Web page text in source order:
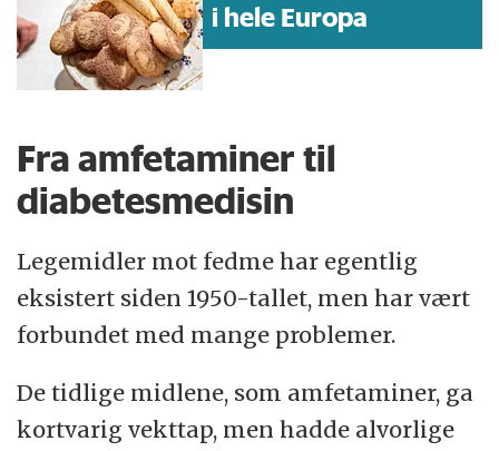
i hele Europa
Fra amfetaminer til
diabetesmedisin
Legemidler mot fedme har egentlig
eksistert siden 1950-tallet, men har vært
forbundet med mange problemer.
De tidlige midlene, som amfetaminer, ga
kortvarig vekttap, men hadde alvorlige